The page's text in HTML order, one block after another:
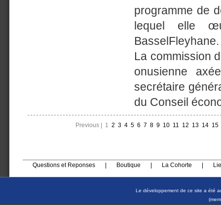
programme de
lequel elle
BasselFleyhane.
La commission
onusienne
secrétaire
du Conseil
Previous | 1 2 3 4 5 6 7 8 9 10 11 12 13 14 15
Questions et Reponses Boutique La Cohorte
Le développement de ce site a été